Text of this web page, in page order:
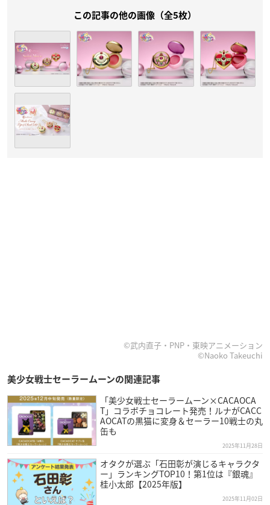
この記事の他の画像（全5枚）
©武内直子・PNP・東映アニメーション
©Naoko Takeuchi
美少女戦士セーラームーンの関連記事
「美少女戦士セーラームーン×CACAOCA
T」コラボチョコレート発売！ルナがCACC
AOCATの黒猫に変身＆セーラー10戦士の丸
缶も
2025年11月28日
オタクが選ぶ「石田彰が演じるキャラクタ
ー」ランキングTOP10！第1位は『銀魂』
桂小太郎【2025年版】
2025年11月02日